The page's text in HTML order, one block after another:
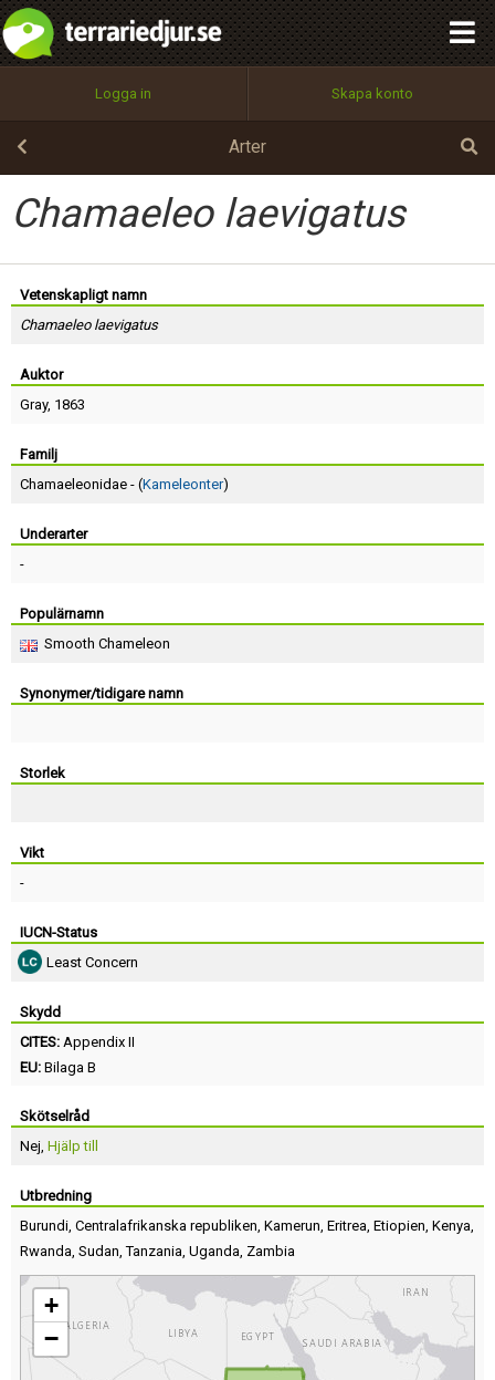
Logga in Skapa konto
Arter
Chamaeleo laevigatus
Vetenskapligt namn
Chamaeleo laevigatus
Auktor
Gray, 1863
Familj
Chamaeleonidae - (Kameleonter)
Underarter
-
Populärnamn
Smooth Chameleon
Synonymer/tidigare namn
Storlek
Vikt
-
IUCN-Status
Least Concern
Skydd
CITES: Appendix II
EU: Bilaga B
Skötselråd
Nej, Hjälp till
Utbredning
Burundi, Centralafrikanska republiken, Kamerun, Eritrea, Etiopien, Kenya,
Rwanda, Sudan,Tanzania, Uganda, Zambia
+
−
Utför
100%
OK
integritetspolicy
Namn:
Epost:
Lösenord:
Terms of Service
Skapa konto
Begär nytt lösenord
Tillbaka till förstasidan